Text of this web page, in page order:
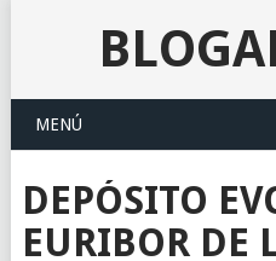
MENÚ
DEPÓSITO
EURIBOR DE